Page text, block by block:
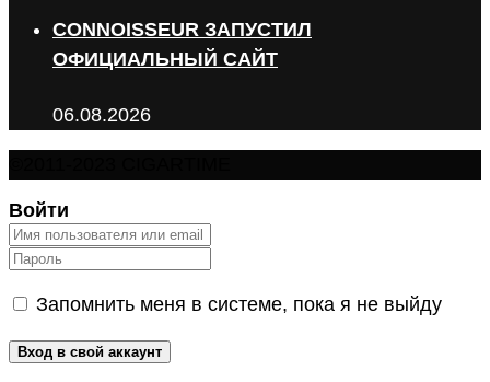
CONNOISSEUR ЗАПУСТИЛ
ОФИЦИАЛЬНЫЙ САЙТ
06.08.2026
Войти
Запомнить меня в системе, пока я не выйду